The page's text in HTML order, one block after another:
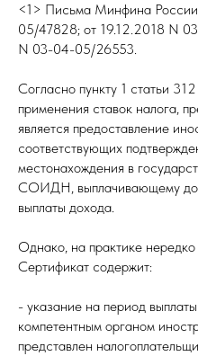
<1> Письма Минфина
05/47828; от 19.12.2018 N
N 03-04-05/26553.
Согласно пункту 1 статьи
применения ставок налога,
является предоставление
соответствующих
местонахождения в
СОИДН, выплачивающему
выплаты дохода.
Однако, на практике
Сертификат содержит:
- указание на период
компетентным органом
представлен